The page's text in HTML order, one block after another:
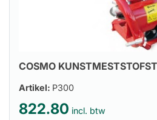
COSMO
Artikel: P300
822.80 incl. btw